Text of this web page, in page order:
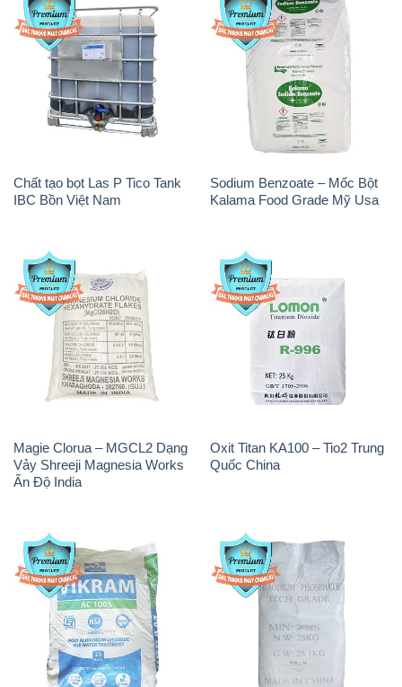
Chất tạo bọt Las P Tico Tank
IBC Bồn Việt Nam
Sodium Benzoate – Mốc Bột
Kalama Food Grade Mỹ Usa
Magie Clorua – MGCL2 Dạng
Vảy Shreeji Magnesia Works
Ấn Độ India
Oxit Titan KA100 – Tio2 Trung
PAC – Polyaluminium
Chloride Trắng Aditya Birla
Grasim New 2022 Ấn Độ India
Phosphate 96% Tech Grade
Trung Quốc China